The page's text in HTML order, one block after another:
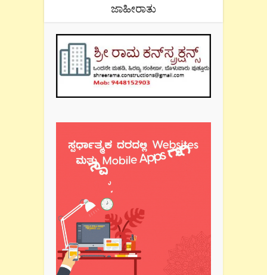
ಜಾಹೀರಾತು